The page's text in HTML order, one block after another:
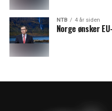
NTB 4 år siden
Norge ønsker